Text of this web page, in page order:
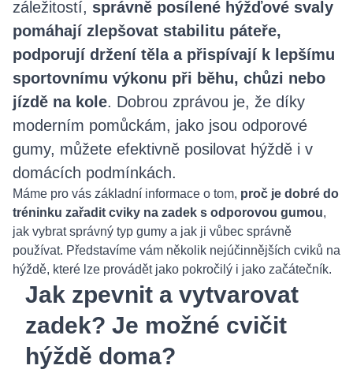
záležitostí, správně posílené hýžďové svaly
pomáhají zlepšovat stabilitu páteře,
podporují držení těla a přispívají k lepšímu
sportovnímu výkonu při běhu, chůzi nebo
jízdě na kole. Dobrou zprávou je, že díky
moderním pomůckám, jako jsou odporové
gumy, můžete efektivně posilovat hýždě i v
domácích podmínkách.
Máme pro vás základní informace o tom, proč je dobré do
tréninku zařadit cviky na zadek s odporovou gumou,
jak vybrat správný typ gumy a jak ji vůbec správně
používat. Představíme vám několik nejúčinnějších cviků na
hýždě, které lze provádět jako pokročilý i jako začátečník.
Jak zpevnit a vytvarovat
zadek? Je možné cvičit
hýždě doma?